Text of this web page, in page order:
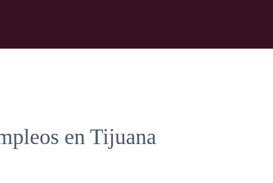
en Tijuana